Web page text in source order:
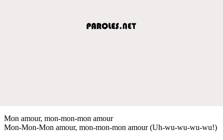
Mon amour, mon-mon-mon amour
Mon-Mon-Mon amour, mon-mon-mon amour (Uh-wu-wu-wu-wu!)